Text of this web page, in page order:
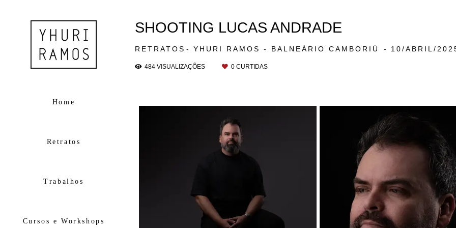
Home
Retratos
Trabalhos
Cursos e Workshops
RETRATOS YHURI RAMOS - BALNEÁRIO CAMBORIÚ 10/ABRIL/
SHOOTING LUCAS ANDRADE
484 VISUALIZAÇÕES 0 CURTIDAS